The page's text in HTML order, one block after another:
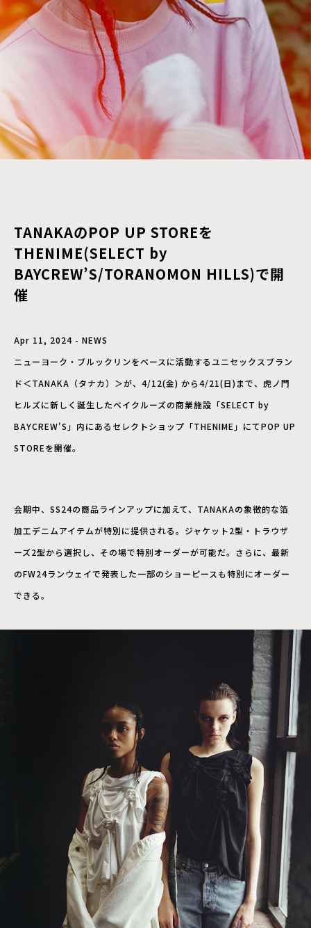
TANAKAのPOP UP STOREを
THENIME(SELECT by
BAYCREW’S/TORANOMON HILLS)で開
催
Apr 11, 2024 - NEWS
ニューヨーク・ブルックリンをベースに活動するユニセックスブラン
ド＜TANAKA（タナカ）＞が、4/12(金) から4/21(日)まで、虎ノ門
ヒルズに新しく誕生したベイクルーズの商業施設「SELECT by
BAYCREW'S」内にあるセレクトショップ「THENIME」にてPOP UP
STOREを開催。
会期中、SS24の商品ラインアップに加えて、TANAKAの象徴的な箔
加工デニムアイテムが特別に提供される。ジャケット2型・トラウザ
ーズ2型から選択し、その場で特別オーダーが可能だ。さらに、最新
のFW24ランウェイで発表した一部のショーピースも特別にオーダー
できる。